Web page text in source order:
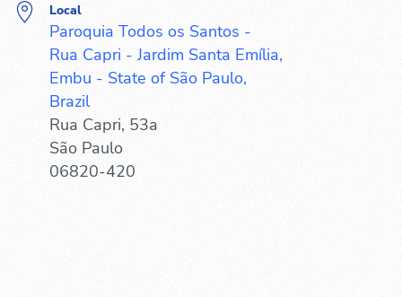
Local
Paroquia Todos os Santos -
Rua Capri - Jardim Santa Emília,
Embu - State of São Paulo,
Brazil
Rua Capri, 53a
São Paulo
06820-420